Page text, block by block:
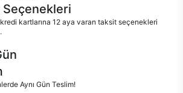
Seçenekleri
kredi kartlarına 12 aya varan taksit seçenekleri
Aynı Gün Teslim!